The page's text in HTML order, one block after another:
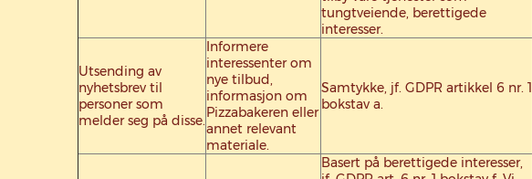
tungtveiende, berettigede
interesser.
Utsending av
nyhetsbrev til
personer som
melder seg på disse.
Informere
interessenter om
nye tilbud,
informasjon om
Pizzabakeren eller
annet relevant
materiale.
Samtykke, jf. GDPR artikkel 6 nr. 1
bokstav a.
Basert på berettigede interesser,